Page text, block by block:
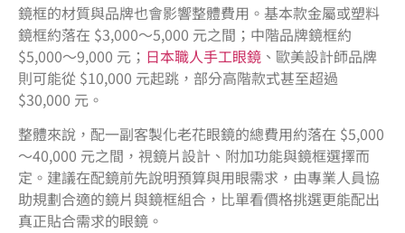
鏡框的材質與品牌也會影響整體費用。基本款金屬或塑料
鏡框約落在 $3,000～5,000 元之間；中階品牌鏡框約
$5,000～9,000 元； 日本職人手工眼鏡 、歐美設計師品牌
則可能從 $10,000 元起跳，部分高階款式甚至超過
$30,000 元。
整體來說，配一副客製化老花眼鏡的總費用約落在 $5,000
～40,000 元之間，視鏡片設計、附加功能與鏡框選擇而
定。建議在配鏡前先說明預算與用眼需求，由專業人員協
助規劃合適的鏡片與鏡框組合，比單看價格挑選更能配出
真正貼合需求的眼鏡。